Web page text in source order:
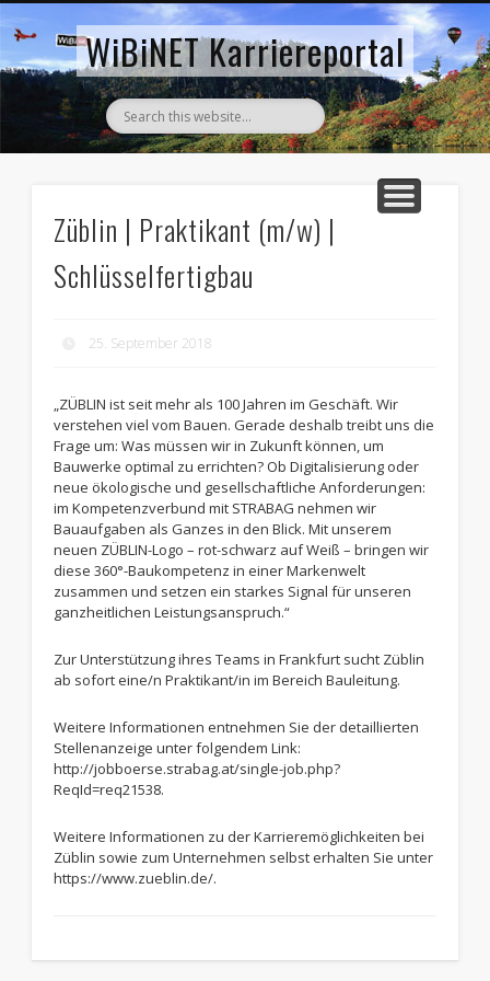
WiBiNET Karriereportal
AKTUELLE STELLENANZEIGEN
ZURÜCK ZUM WIBINET
Züblin | Praktikant (m/w) |
Schlüsselfertigbau
25. September 2018
„ZÜBLIN ist seit mehr als 100 Jahren im Geschäft. Wir
verstehen viel vom Bauen. Gerade deshalb treibt uns die
Frage um: Was müssen wir in Zukunft können, um
Bauwerke optimal zu errichten? Ob Digitalisierung oder
neue ökologische und gesellschaftliche Anforderungen:
im Kompetenzverbund mit STRABAG nehmen wir
Bauaufgaben als Ganzes in den Blick. Mit unserem
neuen ZÜBLIN-Logo – rot-schwarz auf Weiß – bringen wir
diese 360°-Baukompetenz in einer Markenwelt
zusammen und setzen ein starkes Signal für unseren
ganzheitlichen Leistungsanspruch.“
Zur Unterstützung ihres Teams in Frankfurt sucht Züblin
ab sofort eine/n Praktikant/in im Bereich Bauleitung.
Weitere Informationen entnehmen Sie der detaillierten
Stellenanzeige unter folgendem Link:
http://jobboerse.strabag.at/single-job.php?
ReqId=req21538.
Weitere Informationen zu der Karrieremöglichkeiten bei
Züblin sowie zum Unternehmen selbst erhalten Sie unter
https://www.zueblin.de/.